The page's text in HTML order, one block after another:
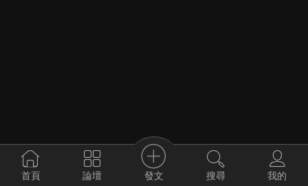
首頁 論壇 發文 搜尋 我的